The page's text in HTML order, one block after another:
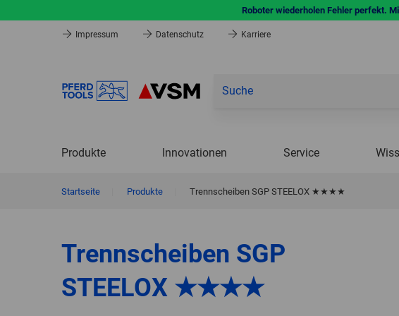
Roboter wiederholen Fehler perfekt.
Impressum Datenschutz Karriere
Produkte Innovationen Service
Startseite Produkte Trennscheiben SGP STEELOX ★★★★
Trennscheiben SGP
STEELOX ★★★★